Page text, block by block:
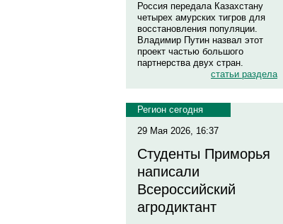
Россия передала Казахстану
четырех амурских тигров для
восстановления популяции.
Владимир Путин назвал этот
проект частью большого
партнерства двух стран.
статьи раздела
Регион сегодня
29 Мая 2026, 16:37
Студенты Приморья
написали
Всероссийский
агродиктант